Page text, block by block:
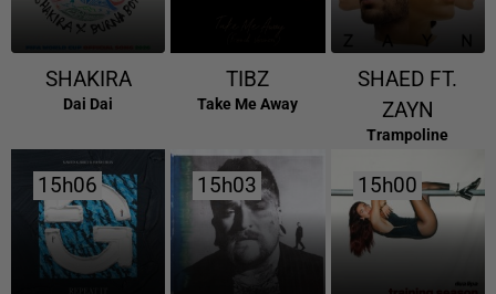
SHAKIRA
Dai Dai
TIBZ
Take Me Away
SHAED FT.
ZAYN
Trampoline
15h06
15h06 15h03
15h03 15h00
15h00